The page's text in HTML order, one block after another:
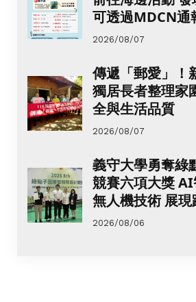
可透過MDCN通
2026/08/07
傳遞「郵愛」！
獨居長者整理家
全與生活品質
2026/08/07
義守大學勇奪綠
競賽六項大獎
無人機技術 展
2026/08/06